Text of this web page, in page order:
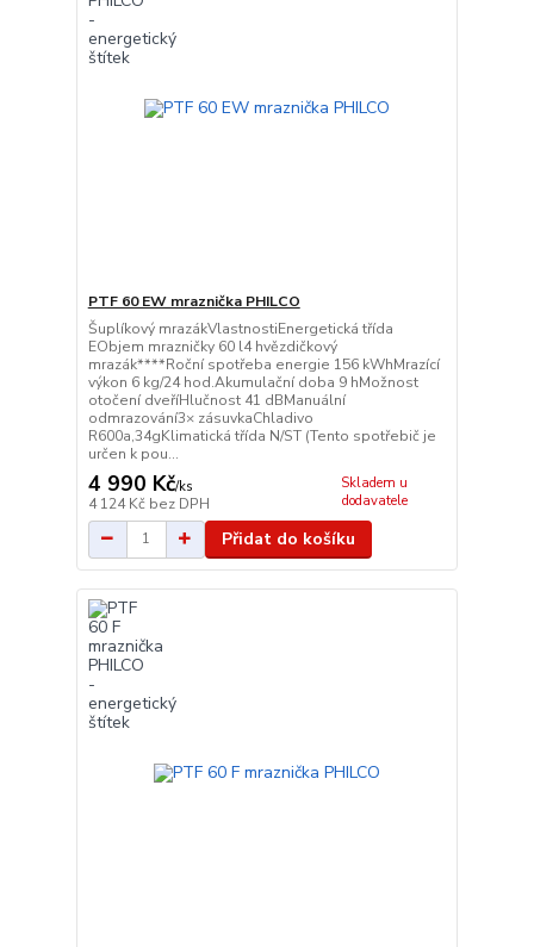
PTF 60 EW mraznička PHILCO
Šuplíkový mrazákVlastnostiEnergetická třída
EObjem mrazničky 60 l4 hvězdičkový
mrazák****Roční spotřeba energie 156 kWhMrazící
výkon 6 kg/24 hod.Akumulační doba 9 hMožnost
otočení dveříHlučnost 41 dBManuální
odmrazování3× zásuvkaChladivo
R600a,34gKlimatická třída N/ST (Tento spotřebič je
určen k pou...
4 990 Kč/ks
4 124 Kč bez DPH
Skladem u
dodavatele
Přidat do košíku